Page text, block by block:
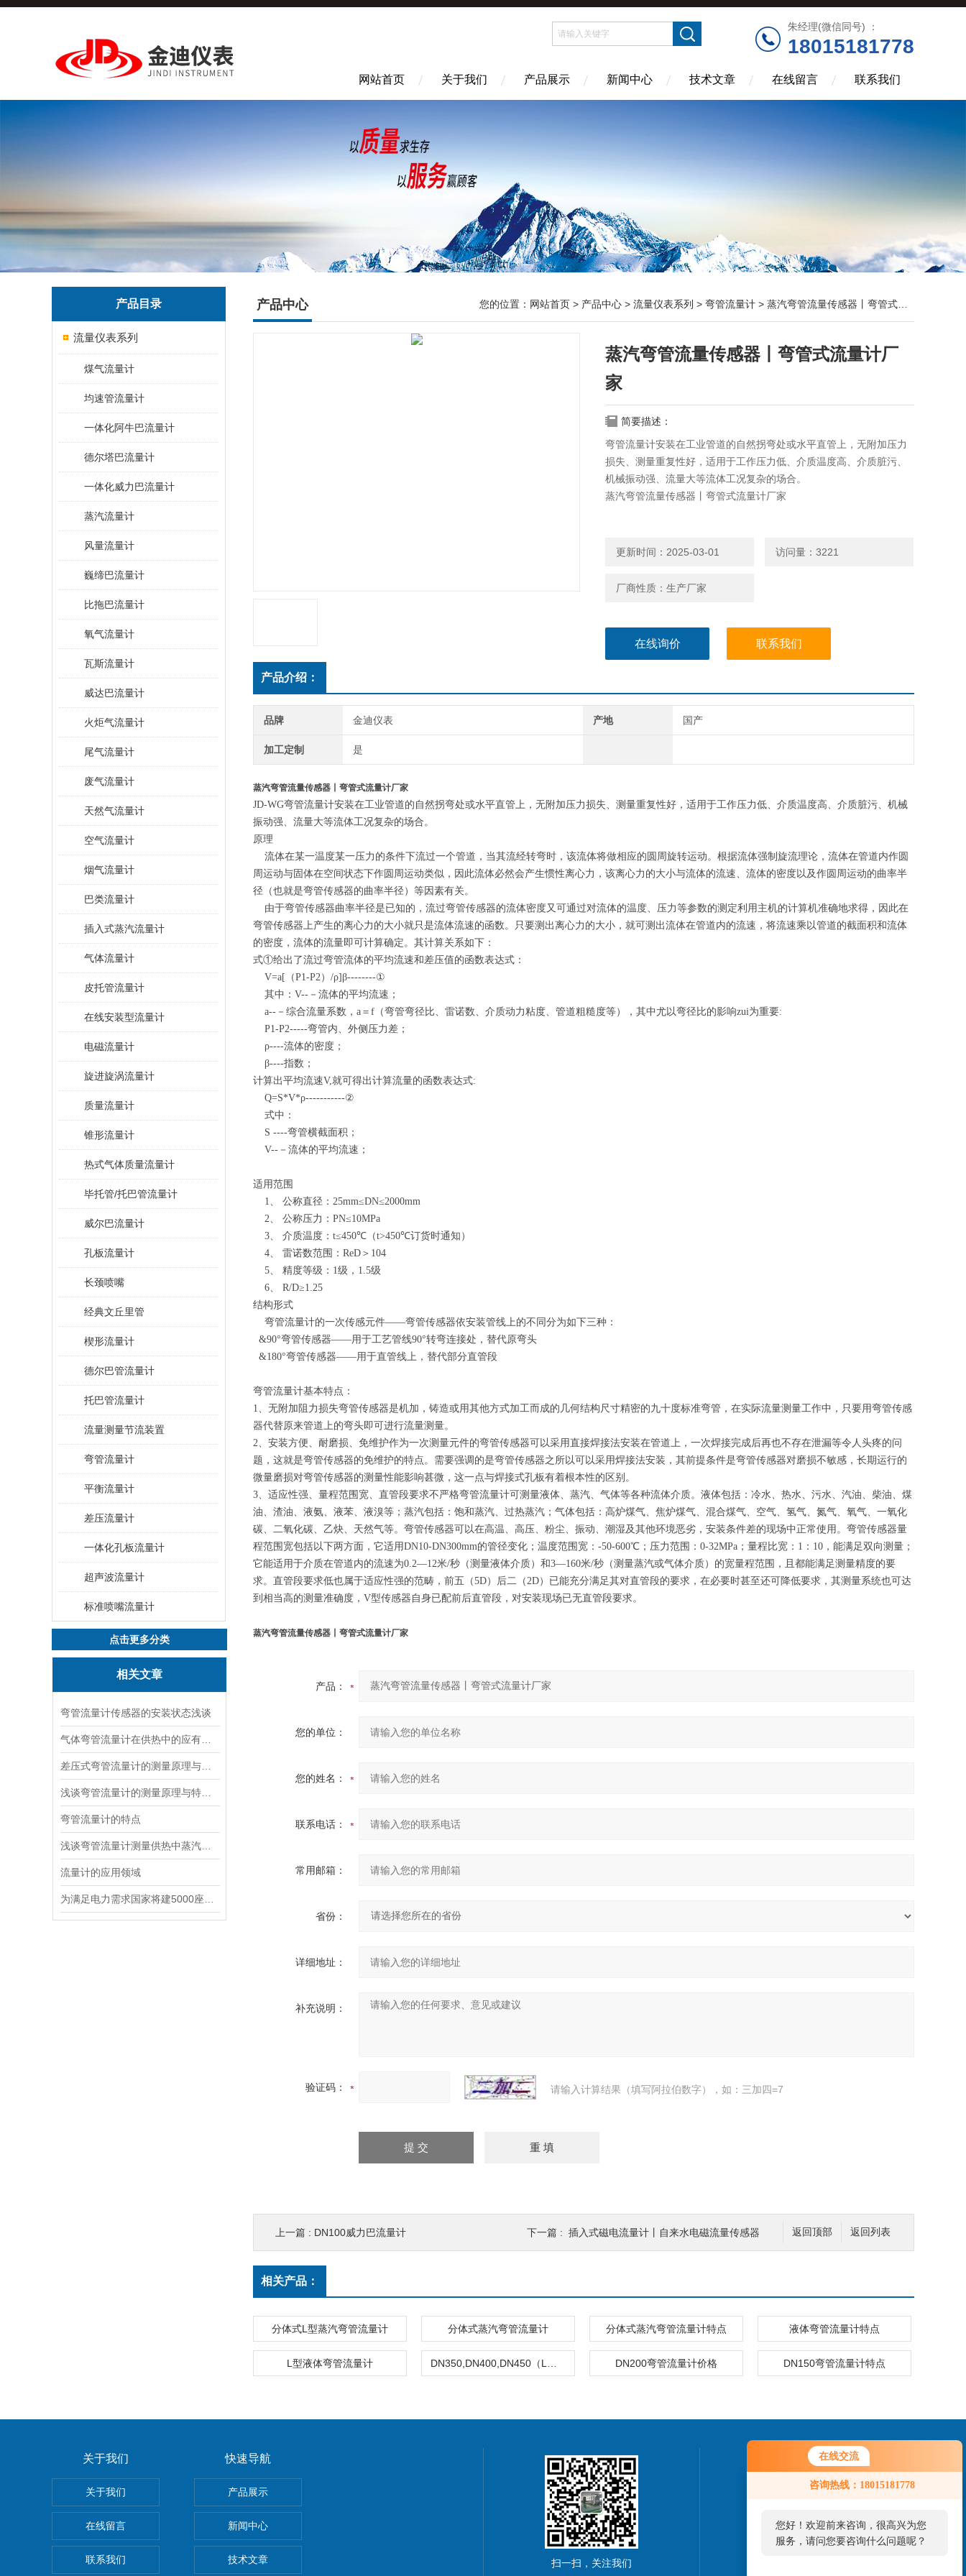
在线交流
咨询热线：18015181778
您好！欢迎前来咨询，很高兴为您
服务，请问您要咨询什么问题呢？
朱经理(微信同号) ：
18015181778
网站首页 关于我们 产品展示 新闻中心 技术文章 在线留言 联系我们
产品目录
流量仪表系列
煤气流量计
均速管流量计
一体化阿牛巴流量计
德尔塔巴流量计
一体化威力巴流量计
蒸汽流量计
风量流量计
巍缔巴流量计
比拖巴流量计
氧气流量计
瓦斯流量计
威达巴流量计
火炬气流量计
尾气流量计
废气流量计
天然气流量计
空气流量计
烟气流量计
巴类流量计
插入式蒸汽流量计
气体流量计
皮托管流量计
在线安装型流量计
电磁流量计
旋进旋涡流量计
质量流量计
锥形流量计
热式气体质量流量计
毕托管/托巴管流量计
威尔巴流量计
孔板流量计
长颈喷嘴
经典文丘里管
楔形流量计
德尔巴管流量计
托巴管流量计
流量测量节流装置
弯管流量计
平衡流量计
差压流量计
一体化孔板流量计
超声波流量计
标准喷嘴流量计
点击更多分类
相关文章
弯管流量计传感器的安装状态浅谈
弯管流量计的特点
流量计的应用领域
产品中心 您的位置： 网站首页 > 产品中心 > 流量仪表系列 > 弯管流量计 > 蒸汽弯管流量传感器丨弯管式流量计厂家
蒸汽弯管流量传感器丨弯管式流量计厂
家
简要描述：
弯管流量计安装在工业管道的自然拐弯处或水平直管上，无附加压力
损失、测量重复性好，适用于工作压力低、介质温度高、介质脏污、
机械振动强、流量大等流体工况复杂的场合。
蒸汽弯管流量传感器丨弯管式流量计厂家
更新时间：2025-03-01 访问量：3221
厂商性质：生产厂家
在线询价 联系我们
产品介绍：
品牌 金迪仪表 产地 国产
加工定制 是
蒸汽弯管流量传感器丨弯管式流量计厂家
JD-WG弯管流量计安装在工业管道的自然拐弯处或水平直管上，无附加压力损失、测量重复性好，适用于工作压力低、介质温度高、介质脏污、机械
振动强、流量大等流体工况复杂的场合。
原理
流体在某一温度某一压力的条件下流过一个管道，当其流经转弯时，该流体将做相应的圆周旋转运动。根据流体强制旋流理论，流体在管道内作圆
周运动与固体在空间状态下作圆周运动类似，因此流体必然会产生惯性离心力，该离心力的大小与流体的流速、流体的密度以及作圆周运动的曲率半
径（也就是弯管传感器的曲率半径）等因素有关。
由于弯管传感器曲率半径是已知的，流过弯管传感器的流体密度又可通过对流体的温度、压力等参数的测定利用主机的计算机准确地求得，因此在
弯管传感器上产生的离心力的大小就只是流体流速的函数。只要测出离心力的大小，就可测出流体在管道内的流速，将流速乘以管道的截面积和流体
的密度，流体的流量即可计算确定。其计算关系如下：
式①给出了流过弯管流体的平均流速和差压值的函数表达式：
V=a[（P1-P2）/ρ]β--------①
其中：V--－流体的平均流速；
a--－综合流量系数，a＝f（弯管弯径比、雷诺数、介质动力粘度、管道粗糙度等），其中尤以弯径比的影响zui为重要:
P1-P2-----弯管内、外侧压力差；
ρ----流体的密度；
β----指数；
计算出平均流速V,就可得出计算流量的函数表达式:
Q=S*V*ρ-----------②
式中：
S ----弯管横截面积；
V--－流体的平均流速；
适用范围
1、 公称直径：25mm≤DN≤2000mm
2、 公称压力：PN≤10MPa
3、 介质温度：t≤450℃（t>450℃订货时通知）
4、 雷诺数范围：ReD＞104
5、 精度等级：1级，1.5级
6、 R/D≥1.25
结构形式
弯管流量计的一次传感元件——弯管传感器依安装管线上的不同分为如下三种：
&90°弯管传感器——用于工艺管线90°转弯连接处，替代原弯头
&180°弯管传感器——用于直管线上，替代部分直管段
弯管流量计基本特点：
1、无附加阻力损失弯管传感器是机加，铸造或用其他方式加工而成的几何结构尺寸精密的九十度标准弯管，在实际流量测量工作中，只要用弯管传感
器代替原来管道上的弯头即可进行流量测量。
2、安装方便、耐磨损、免维护作为一次测量元件的弯管传感器可以采用直接焊接法安装在管道上，一次焊接完成后再也不存在泄漏等令人头疼的问
题，这就是弯管传感器的免维护的特点。需要强调的是弯管传感器之所以可以采用焊接法安装，其前提条件是弯管传感器对磨损不敏感，长期运行的
微量磨损对弯管传感器的测量性能影响甚微，这一点与焊接式孔板有着根本性的区别。
3、适应性强、量程范围宽、直管段要求不严格弯管流量计可测量液体、蒸汽、气体等各种流体介质。液体包括：冷水、热水、污水、汽油、柴油、煤
油、渣油、液氨、液苯、液溴等；蒸汽包括：饱和蒸汽、过热蒸汽；气体包括：高炉煤气、焦炉煤气、混合煤气、空气、氢气、氮气、氧气、一氧化
碳、二氧化碳、乙炔、天然气等。弯管传感器可以在高温、高压、粉尘、振动、潮湿及其他环境恶劣，安装条件差的现场中正常使用。弯管传感器量
程范围宽包括以下两方面，它适用DN10-DN300mm的管径变化；温度范围宽：-50-600℃；压力范围：0-32MPa；量程比宽：1：10，能满足双向测量；
它能适用于介质在管道内的流速为0.2—12米/秒（测量液体介质）和3—160米/秒（测量蒸汽或气体介质）的宽量程范围，且都能满足测量精度的要
求。直管段要求低也属于适应性强的范畴，前五（5D）后二（2D）已能充分满足其对直管段的要求，在必要时甚至还可降低要求，其测量系统也可达
到相当高的测量准确度，V型传感器自身已配前后直管段，对安装现场已无直管段要求。
蒸汽弯管流量传感器丨弯管式流量计厂家
产品：
您的单位：
您的姓名：
联系电话：
常用邮箱：
省份：
详细地址：
补充说明：
验证码： 请输入计算结果（填写阿拉伯数字），如：三加四=7
返回列表
返回顶部
上一篇 : DN100威力巴流量计 下一篇 : 插入式磁电流量计丨自来水电磁流量传感器
相关产品：
分体式L型蒸汽弯管流量计 分体式蒸汽弯管流量计 分体式蒸汽弯管流量计特点 液体弯管流量计特点
L型液体弯管流量计 DN200弯管流量计价格 DN150弯管流量计特点
关于我们
关于我们
在线留言
联系我们
快速导航
产品展示
新闻中心
技术文章 扫一扫，关注我们
联系我们
0517-86888918